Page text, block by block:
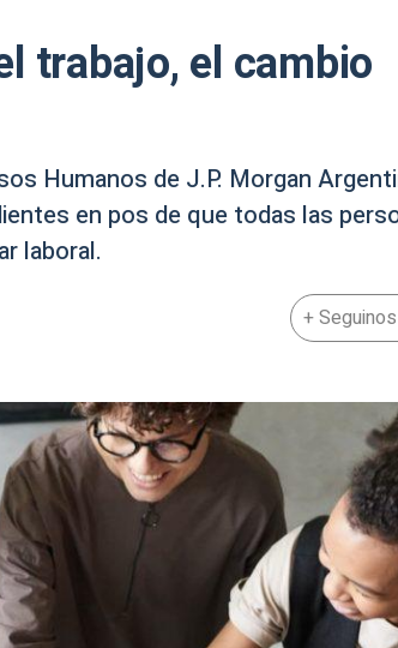
trabajo, el cambio
Humanos de J.P. Morgan
en pos de que todas las
laboral.
+